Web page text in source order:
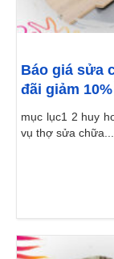
Báo giá sửa
đãi giảm 10%
mục lục1 2 huy
vụ thợ sửa chữa...